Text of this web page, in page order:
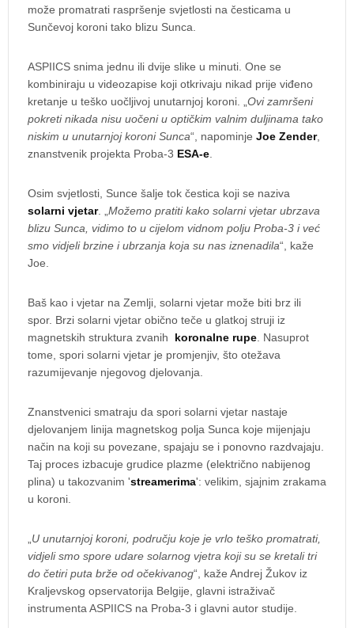
može promatrati raspršenje svjetlosti na česticama u
Sunčevoj koroni tako blizu Sunca.
ASPIICS snima jednu ili dvije slike u minuti. One se
kombiniraju u videozapise koji otkrivaju nikad prije viđeno
kretanje u teško uočljivoj unutarnjoj koroni. „Ovi zamršeni
pokreti nikada nisu uočeni u optičkim valnim duljinama tako
niskim u unutarnjoj koroni Sunca“, napominje Joe Zender,
znanstvenik projekta Proba-3 ESA-e.
Osim svjetlosti, Sunce šalje tok čestica koji se naziva
solarni vjetar. „Možemo pratiti kako solarni vjetar ubrzava
blizu Sunca, vidimo to u cijelom vidnom polju Proba-3 i već
smo vidjeli brzine i ubrzanja koja su nas iznenadila“, kaže
Joe.
Baš kao i vjetar na Zemlji, solarni vjetar može biti brz ili
spor. Brzi solarni vjetar obično teče u glatkoj struji iz
magnetskih struktura zvanih koronalne rupe. Nasuprot
tome, spori solarni vjetar je promjenjiv, što otežava
razumijevanje njegovog djelovanja.
Znanstvenici smatraju da spori solarni vjetar nastaje
djelovanjem linija magnetskog polja Sunca koje mijenjaju
način na koji su povezane, spajaju se i ponovno razdvajaju.
Taj proces izbacuje grudice plazme (električno nabijenog
plina) u takozvanim 'streamerima': velikim, sjajnim zrakama
u koroni.
„U unutarnjoj koroni, području koje je vrlo teško promatrati,
vidjeli smo spore udare solarnog vjetra koji su se kretali tri
do četiri puta brže od očekivanog“, kaže Andrej Žukov iz
Kraljevskog opservatorija Belgije, glavni istraživač
instrumenta ASPIICS na Proba-3 i glavni autor studije.